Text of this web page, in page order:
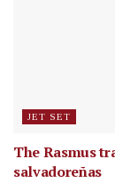
JET SET
The Rasmus
salvadoreñas